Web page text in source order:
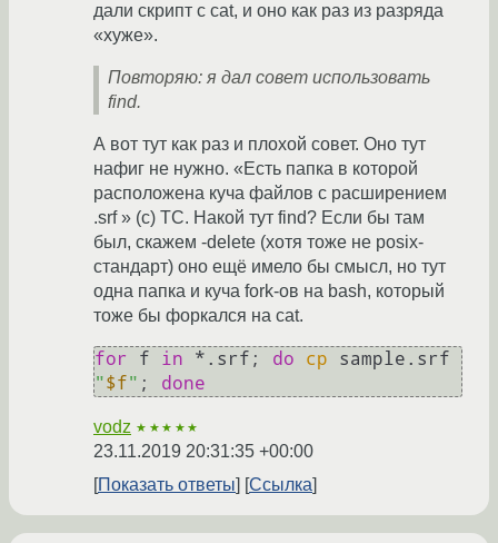
дали скрипт с cat, и оно как раз из разряда
«хуже».
Повторяю: я дал совет использовать
find.
А вот тут как раз и плохой совет. Оно тут
нафиг не нужно. «Есть папка в которой
расположена куча файлов с расширением
.srf » (c) ТС. Накой тут find? Если бы там
был, скажем -delete (хотя тоже не posix-
стандарт) оно ещё имело бы смысл, но тут
одна папка и куча fork-ов на bash, который
тоже бы форкался на cat.
for f in *.srf; do cp
"$f" ; done
vodz ★★★★★
23.11.2019 20:31:35 +00:00
Показать ответы
Ссылка